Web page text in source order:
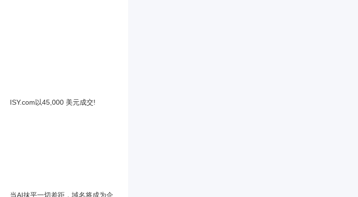
ISY.com以45,000 美元成交!
当AI抹平一切差距，域名将成为企